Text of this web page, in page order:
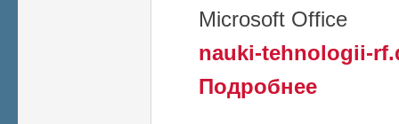
nauki-tehnologii-
Подробнее